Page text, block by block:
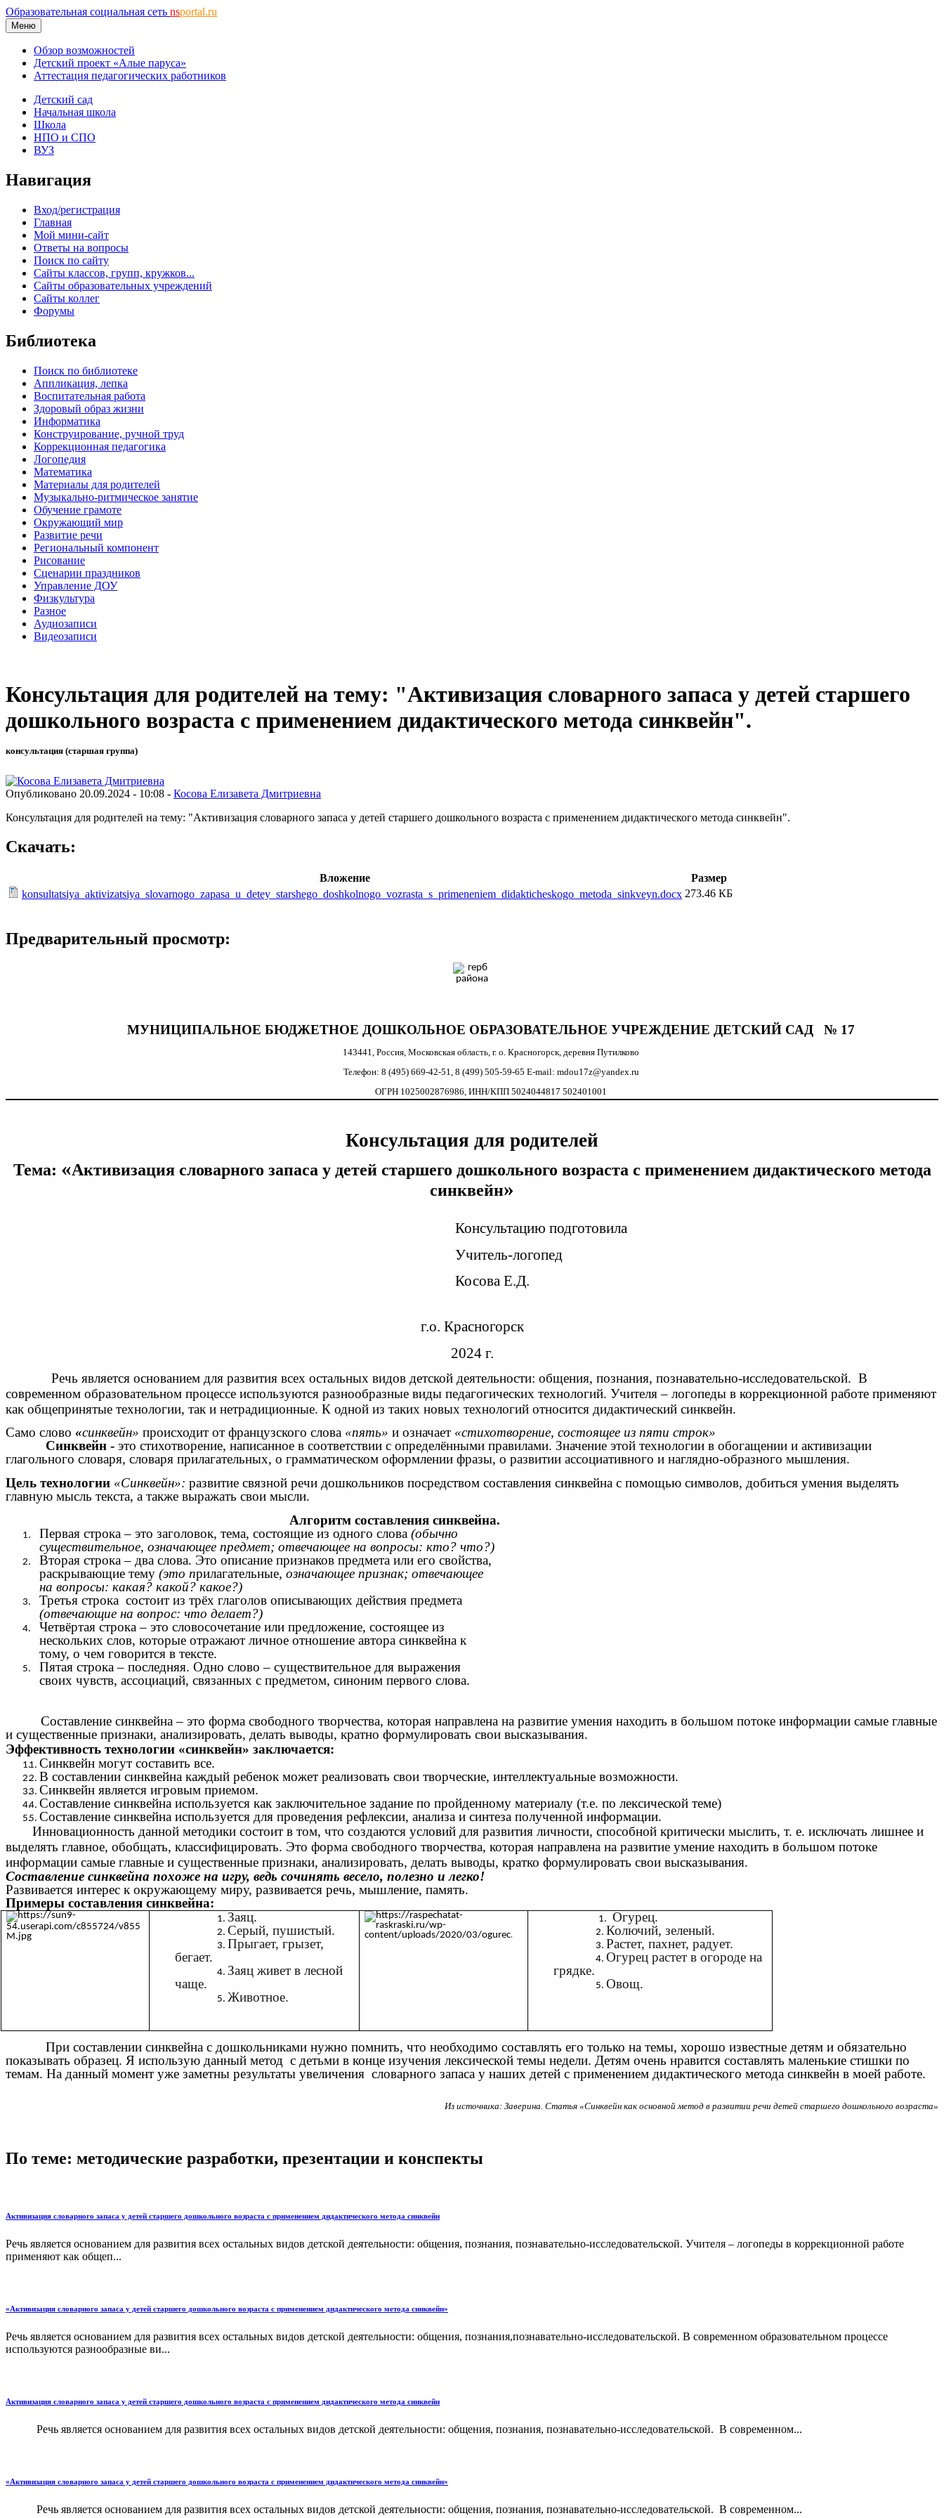
Образовательная социальная сеть nsportal.ru
Меню
Обзор возможностей
Детский проект «Алые паруса»
Аттестация педагогических работников
Детский сад
Начальная школа
Школа
НПО и СПО
ВУЗ
Навигация
Вход/регистрация
Главная
Мой мини-сайт
Ответы на вопросы
Поиск по сайту
Сайты классов, групп, кружков...
Сайты образовательных учреждений
Сайты коллег
Форумы
Библиотека
Поиск по библиотеке
Аппликация, лепка
Воспитательная работа
Здоровый образ жизни
Информатика
Конструирование, ручной труд
Коррекционная педагогика
Логопедия
Математика
Материалы для родителей
Музыкально-ритмическое занятие
Обучение грамоте
Окружающий мир
Развитие речи
Региональный компонент
Рисование
Сценарии праздников
Управление ДОУ
Физкультура
Разное
Аудиозаписи
Видеозаписи
Консультация для родителей на тему: "Активизация словарного запаса у детей старшего
дошкольного возраста с применением дидактического метода синквейн".
консультация (старшая группа)
Опубликовано 20.09.2024 - 10:08 - Косова Елизавета Дмитриевна
Консультация для родителей на тему: "Активизация словарного запаса у детей старшего дошкольного возраста с применением дидактического метода синквейн".
Скачать:
Вложение
Размер
konsultatsiya_aktivizatsiya_slovarnogo_zapasa_u_detey_starshego_doshkolnogo_vozrasta_s_primeneniem_didakticheskogo_metoda_sinkveyn.docx 273.46 КБ
Предварительный просмотр:
МУНИЦИПАЛЬНОЕ БЮДЖЕТНОЕ ДОШКОЛЬНОЕ ОБРАЗОВАТЕЛЬНОЕ УЧРЕЖДЕНИЕ ДЕТСКИЙ САД № 17
143441, Россия, Московская область, г. о. Красногорск, деревня Путилково
Телефон: 8 (495) 669-42-51, 8 (499) 505-59-65 E-mail: mdou17z@yandex.ru
ОГРН 1025002876986, ИНН/КПП 5024044817 502401001
Консультация для родителей
Тема: «Активизация словарного запаса у детей старшего дошкольного возраста с применением дидактического метода
синквейн»
Консультацию подготовила
Учитель-логопед
Косова Е.Д.
г.о. Красногорск
2024 г.
Речь является основанием для развития всех остальных видов детской деятельности: общения, познания, познавательно-исследовательской. В
современном образовательном процессе используются разнообразные виды педагогических технологий. Учителя – логопеды в коррекционной работе применяют
как общепринятые технологии, так и нетрадиционные. К одной из таких новых технологий относится дидактический синквейн.
Само слово «синквейн» происходит от французского слова «пять» и означает «стихотворение, состоящее из пяти строк»
Синквейн -это стихотворение, написанное в соответствии с определёнными правилами. Значение этой технологии в обогащении и активизации
глагольного словаря, словаря прилагательных, о грамматическом оформлении фразы, о развитии ассоциативного и наглядно-образного мышления.
Цель технологии «Синквейн»: развитие связной речи дошкольников посредством составления синквейна с помощью символов, добиться умения выделять
главную мысль текста, а также выражать свои мысли.
Алгоритм составления синквейна.
Первая строка – это заголовок, тема, состоящие из одного слова (обычно
существительное, означающее предмет; отвечающее на вопросы: кто? что?)
Вторая строка – два слова. Это описание признаков предмета или его свойства,
раскрывающие тему (это прилагательные, означающее признак; отвечающее
на вопросы: какая? какой? какое?)
Третья строка состоит из трёх глаголов описывающих действия предмета
(отвечающие на вопрос: что делает?)
Четвёртая строка – это словосочетание или предложение, состоящее из
нескольких слов, которые отражают личное отношение автора синквейна к
тому, о чем говорится в тексте.
Пятая строка – последняя. Одно слово – существительное для выражения
своих чувств, ассоциаций, связанных с предметом, синоним первого слова.
Составление синквейна – это форма свободного творчества, которая направлена на развитие умения находить в большом потоке информации самые главные
и существенные признаки, анализировать, делать выводы, кратно формулировать свои высказывания.
Эффективность технологии «синквейн» заключается:
Синквейн могут составить все.
В составлении синквейна каждый ребенок может реализовать свои творческие, интеллектуальные возможности.
Синквейн является игровым приемом.
Составление синквейна используется как заключительное задание по пройденному материалу (т.е. по лексической теме)
Составление синквейна используется для проведения рефлексии, анализа и синтеза полученной информации.
Инновационность данной методики состоит в том, что создаются условий для развития личности, способной критически мыслить, т. е. исключать лишнее и
выделять главное, обобщать, классифицировать. Это форма свободного творчества, которая направлена на развитие умение находить в большом потоке
информации самые главные и существенные признаки, анализировать, делать выводы, кратко формулировать свои высказывания.
Составление синквейна похоже на игру, ведь сочинять весело, полезно и легко!
Развивается интерес к окружающему миру, развивается речь, мышление, память.
Примеры составления синквейна:
Заяц.
Серый, пушистый.
Прыгает, грызет,
бегает.
Заяц живет в лесной
чаще.
Животное.
Огурец.
Колючий, зеленый.
Растет, пахнет, радует.
Огурец растет в огороде на
грядке.
Овощ.
При составлении синквейна с дошкольниками нужно помнить, что необходимо составлять его только на темы, хорошо известные детям и обязательно
показывать образец. Я использую данный метод с детьми в конце изучения лексической темы недели. Детям очень нравится составлять маленькие стишки по
темам. На данный момент уже заметны результаты увеличения словарного запаса у наших детей с применением дидактического метода синквейн в моей работе.
Из источника: Заверина. Статья «Синквейн как основной метод в развитии речи детей старшего дошкольного возраста»
По теме: методические разработки, презентации и конспекты
Активизация словарного запаса у детей старшего дошкольного возраста с применением дидактического метода синквейн
Речь является основанием для развития всех остальных видов детской деятельности: общения, познания, познавательно-исследовательской. Учителя – логопеды в коррекционной работе
применяют как общеп...
«Активизация словарного запаса у детей старшего дошкольного возраста с применением дидактического метода синквейн»
Речь является основанием для развития всех остальных видов детской деятельности: общения, познания,познавательно-исследовательской. В современном образовательном процессе
используются разнообразные ви...
Активизация словарного запаса у детей старшего дошкольного возраста с применением дидактического метода синквейн
Речь является основанием для развития всех остальных видов детской деятельности: общения, познания, познавательно-исследовательской. В современном...
«Активизация словарного запаса у детей старшего дошкольного возраста с применением дидактического метода синквейн»
Речь является основанием для развития всех остальных видов детской деятельности: общения, познания, познавательно-исследовательской. В современном...